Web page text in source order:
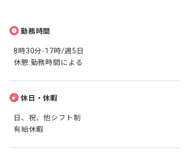
勤務時間
8時30分-17時/週5日
休憩:勤務時間による
休日・休暇
日、祝、他シフト制
有給休暇